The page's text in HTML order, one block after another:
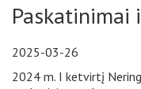
Paskatinimai
2025-03-26
2024 m. I ketvirtį